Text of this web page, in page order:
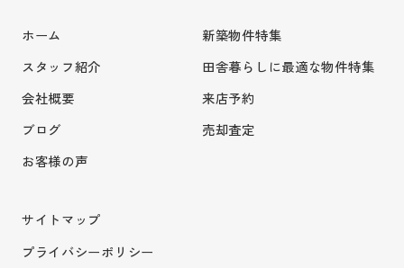
ホーム
スタッフ紹介
会社概要
ブログ
お客様の声
新築物件特集
田舎暮らしに最適な物件特集
来店予約
売却査定
サイトマップ
プライバシーポリシー